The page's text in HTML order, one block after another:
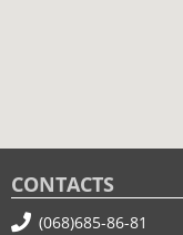
CONTACTS
(068)685-86-81